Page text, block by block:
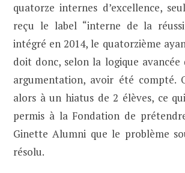
quatorze internes d’excellence,
reçu le label “interne de la
intégré en 2014, le quatorzième
doit donc, selon la logique
argumentation, avoir été compté.
alors à un hiatus de 2 élèves, ce
permis à la Fondation de
Ginette Alumni que le problème
résolu.